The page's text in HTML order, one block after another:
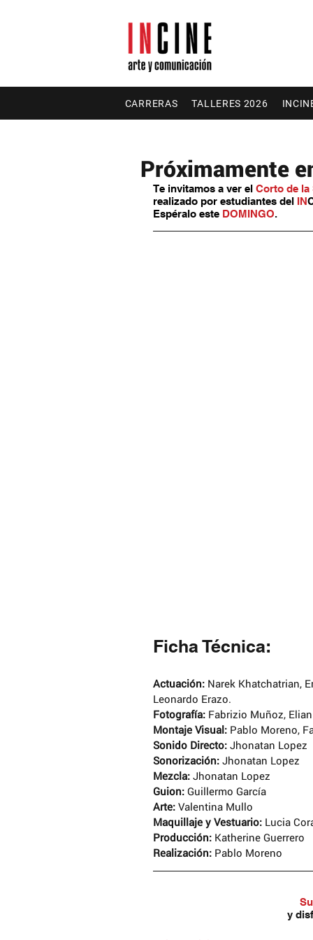
CARRERAS TALLERES 2026
Próximamente
Te invitamos a ver el Corto de la
realizado por estudiantes del IN
Espéralo este DOMINGO.
Ficha Técnica:
Actuación: Narek Khatchatrian,
Leonardo Erazo.
Fotografía: Fabrizio Muñoz,
Montaje Visual: Pablo Moreno,
Sonido Directo: Jhonatan Lopez
Sonorización: Jhonatan Lopez
Mezcla: Jhonatan Lopez
Guion: Guillermo García
Arte: Valentina Mullo
Maquillaje y Vestuario: Lucia
Producción: Katherine Guerrero
Realización: Pablo Moreno
y